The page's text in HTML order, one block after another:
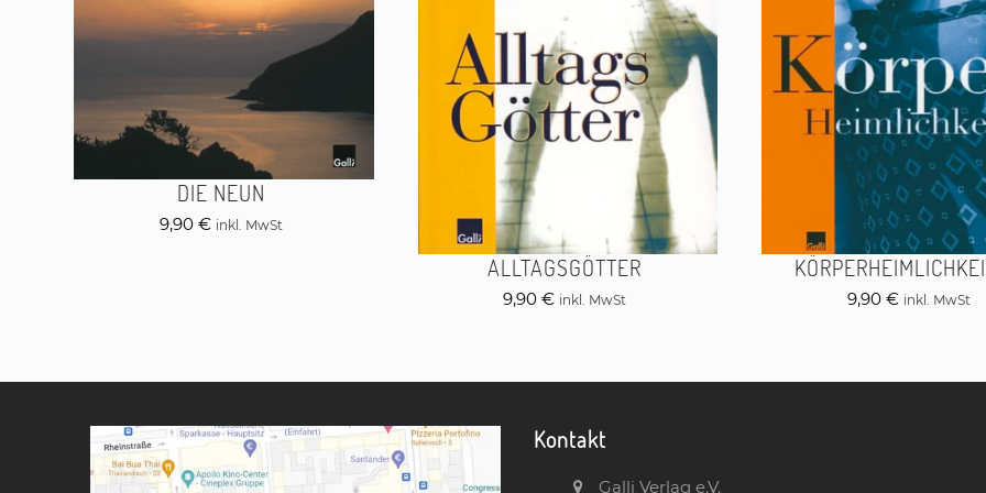
DIE NEUN
9,90 € inkl. MwSt
ALLTAGSGÖTTER
9,90€ inkl. MwSt 9,90 € inkl. MwSt
Kontakt
Galli Verlag e.V.